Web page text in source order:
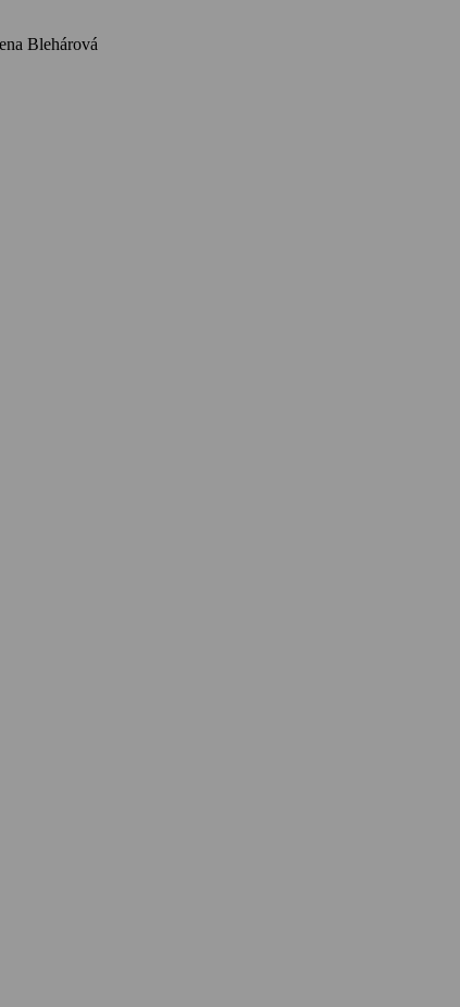
František Peterka, Libuše Geprtová, Stanislav Fišer, Eva Svobodová, Jiřina Bílá, Jan Maška, Helena Blehárová